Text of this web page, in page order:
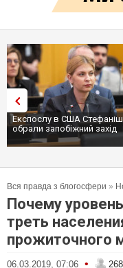
Трамп не передасть
сотні ракет до Patriot,
...
Вся правда з блогосфери »
Почему
треть
прожиточного
06.03.2019, 07:06 •